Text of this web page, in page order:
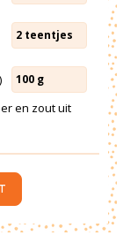
2 teentjes
100 g
en zout uit